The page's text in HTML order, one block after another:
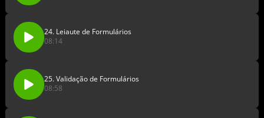
24. Leiaute de Formulários
08:14
25. Validação de Formulários
08:58